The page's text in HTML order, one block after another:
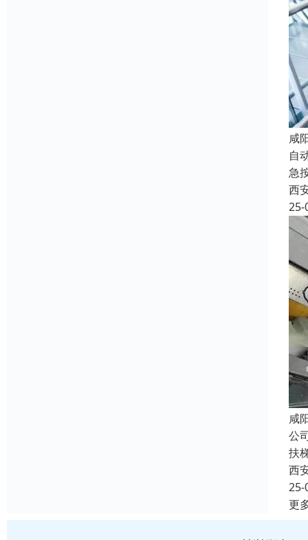
咸
自
急
西
25-
咸
公
扶
西
25-
更